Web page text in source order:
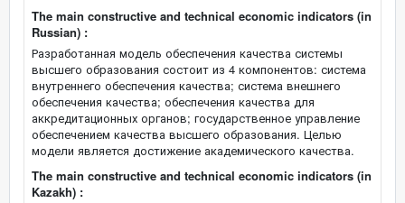
The main constructive and technical economic indicators (in
Russian) :
Разработанная модель обеспечения качества системы
высшего образования состоит из 4 компонентов: система
внутреннего обеспечения качества; система внешнего
обеспечения качества; обеспечения качества для
аккредитационных органов; государственное управление
обеспечением качества высшего образования. Целью
модели является достижение академического качества.
The main constructive and technical economic indicators (in
Kazakh) :